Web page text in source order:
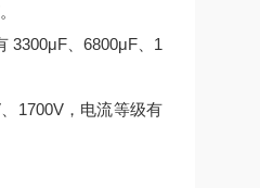
3300μF、6800μF、1
1700V，电流等级有